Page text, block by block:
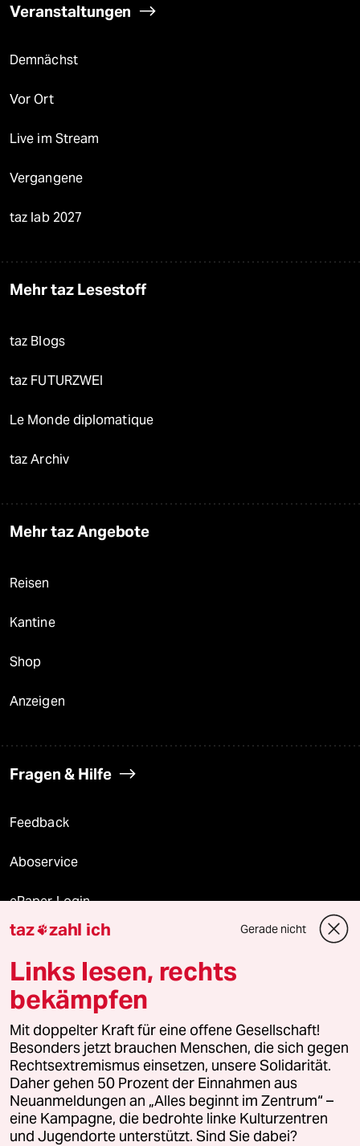
Veranstaltungen
Demnächst
Vor Ort
Live im Stream
Vergangene
taz lab 2027
Mehr taz Lesestoff
taz Blogs
taz FUTURZWEI
Le Monde diplomatique
taz Archiv
Mehr taz Angebote
Reisen
Kantine
Shop
Anzeigen
Fragen & Hilfe
Feedback
Aboservice
ePaper Login
Downloads für Abonnierende
© 2026 taz Verlags und Vertriebs GmbH
Alle Rechte vorbehalten. Bei rechtlichen Fragen oder für Genehmigungen
wenden Sie sich bitte an
lizenzen@taz.de
Feedback Redaktionsstatut Kommune-Richtlinien
Leitlinie Informant Datenschutz Impressum AGB
taz zahl ich Gerade nicht
Links lesen, rechts
bekämpfen
Mit doppelter Kraft für eine offene Gesellschaft!
Besonders jetzt brauchen Menschen, die sich gegen
Rechtsextremismus einsetzen, unsere Solidarität.
Daher gehen 50 Prozent der Einnahmen aus
Neuanmeldungen an „Alles beginnt im Zentrum“ –
eine Kampagne, die bedrohte linke Kulturzentren
und Jugendorte unterstützt. Sind Sie dabei?